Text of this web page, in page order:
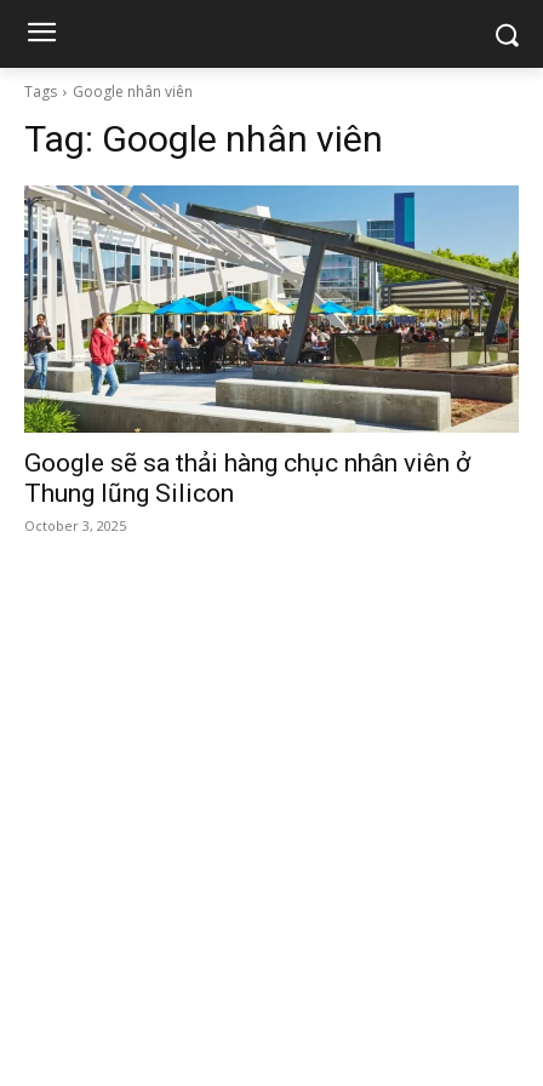
Tags Google nhân viên
Tag: Google nhân viên
Google sẽ sa thải hàng chục nhân viên ở
Thung lũng Silicon
October 3, 2025